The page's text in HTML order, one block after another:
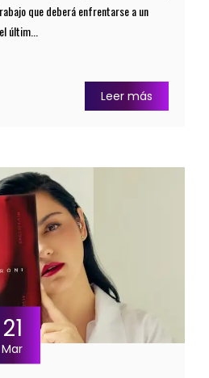
que deberá enfrentarse a un
últim...
Leer más
21
Mar